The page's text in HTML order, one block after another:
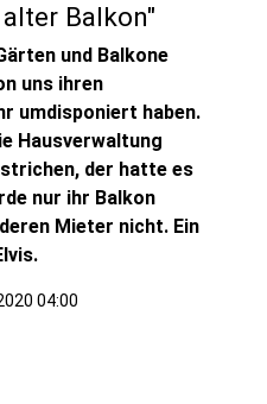
Balkon"
und Balkone
uns ihren
umdisponiert haben.
Hausverwaltung
der hatte es
nur ihr Balkon
Mieter nicht. Ein
04:00